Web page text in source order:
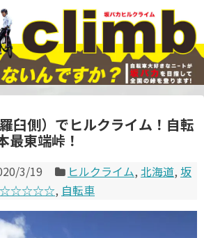
臼側）でヒルクライム！自転
最東端峠！
3/19 ヒルクライム,北海道,坂
, 自転車